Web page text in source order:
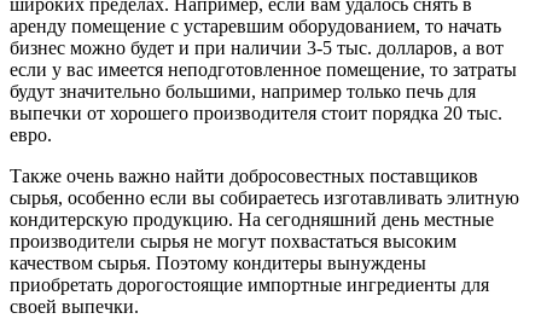
широких пределах. Например, если вам удалось снять в
аренду помещение с устаревшим оборудованием, то начать
бизнес можно будет и при наличии 3-5 тыс. долларов, а вот
если у вас имеется неподготовленное помещение, то затраты
будут значительно большими, например только печь для
выпечки от хорошего производителя стоит порядка 20 тыс.
евро.
Также очень важно найти добросовестных поставщиков
сырья, особенно если вы собираетесь изготавливать элитную
кондитерскую продукцию. На сегодняшний день местные
производители сырья не могут похвастаться высоким
качеством сырья. Поэтому кондитеры вынуждены
приобретать дорогостоящие импортные ингредиенты для
своей выпечки.